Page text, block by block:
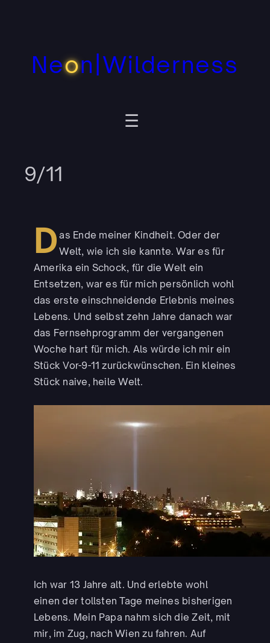
Neon|Wilderness
9/11
D as Ende meiner Kindheit. Oder der
Welt, wie ich sie kannte. War es für
Amerika ein Schock, für die Welt ein
Entsetzen, war es für mich persönlich wohl
das erste einschneidende Erlebnis meines
Lebens. Und selbst zehn Jahre danach war
das Fernsehprogramm der vergangenen
Woche hart für mich. Als würde ich mir ein
Stück Vor-9-11 zurückwünschen. Ein kleines
Stück naive, heile Welt.
Ich war 13 Jahre alt. Und erlebte wohl
einen der tollsten Tage meines bisherigen
Lebens. Mein Papa nahm sich die Zeit, mit
mir, im Zug, nach Wien zu fahren. Auf